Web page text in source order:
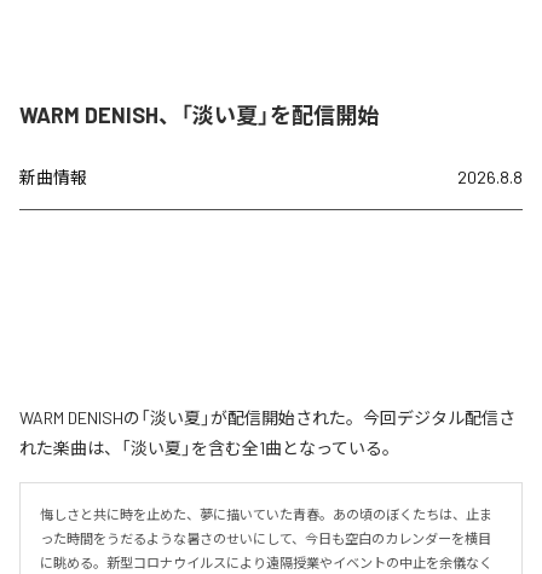
WARM DENISH、「淡い夏」を配信開始
新曲情報 2026.8.8
WARM DENISHの「淡い夏」が配信開始された。今回デジタル配信さ
れた楽曲は、「淡い夏」を含む全1曲となっている。
悔しさと共に時を止めた、夢に描いていた青春。あの頃のぼくたちは、止ま
った時間をうだるような暑さのせいにして、今日も空白のカレンダーを横目
に眺める。新型コロナウイルスにより遠隔授業やイベントの中止を余儀なく